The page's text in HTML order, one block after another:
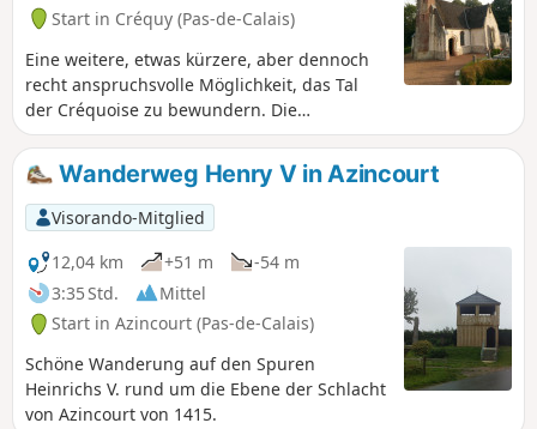
Start in Créquy (Pas-de-Calais)
Eine weitere, etwas kürzere, aber dennoch
recht anspruchsvolle Möglichkeit, das Tal
der Créquoise zu bewundern. Die
Durchquerung des Bois de Créquy verläuft
wie bei der anderen Wanderung: „Le Bois de
Créquy“, doch der Rückweg führt über den
anderen Hang mit einem schönen Ausblick
auf das Tal.
Wanderweg Henry V in Azincourt
Visorando-Mitglied
12,04 km
+51 m
-54 m
3:35 Std.
Mittel
Start in Azincourt (Pas-de-Calais)
Schöne Wanderung auf den Spuren
Heinrichs V. rund um die Ebene der Schlacht
von Azincourt von 1415.